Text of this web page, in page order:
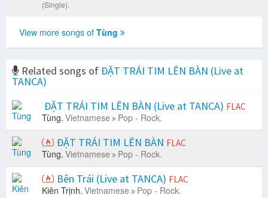
(Single).
View more songs of Tùng
Related songs ofĐẶT TRÁI TIM LÊN BÀN (Live at
TANCA)
ĐẶT TRÁI TIM LÊN BÀN (Live at TANCA) FLAC
Tùng. Vietnamese Pop - Rock.
ĐẶT TRÁI TIM LÊN BÀN FLAC
Tùng. Vietnamese Pop - Rock.
Bên Trái (Live at TANCA) FLAC
Kiên Trịnh. Vietnamese Pop - Rock.